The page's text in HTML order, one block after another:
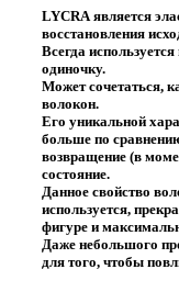
LYCRAявляется
восстановления
Всегда
одиночку.
Может сочетаться,
волокон.
Его уникальной
больше по
возвращение (в
состояние.
Данное свойство
используется,
фигуре и
Даже небольшого
для того, чтобы